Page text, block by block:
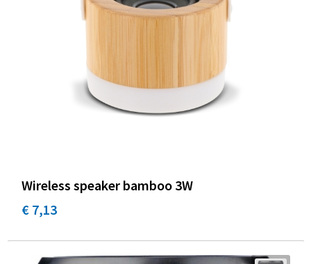
Wireless speaker bamboo 3W
€ 7,13